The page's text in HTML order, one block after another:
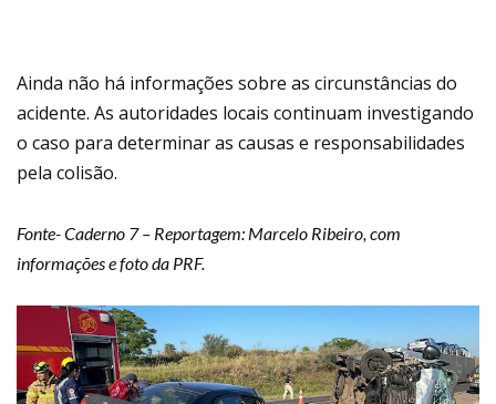
Ainda não há informações sobre as circunstâncias do
acidente. As autoridades locais continuam investigando
o caso para determinar as causas e responsabilidades
pela colisão.
Fonte- Caderno 7 – Reportagem: Marcelo Ribeiro, com
informações e foto da PRF.